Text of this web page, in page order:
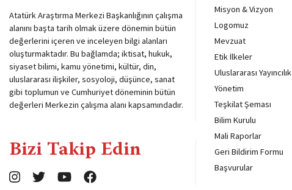
Atatürk Araştırma Merkezi Başkanlığının çalışma
alanını başta tarih olmak üzere dönemin bütün
değerlerini içeren ve inceleyen bilgi alanları
oluşturmaktadır. Bu bağlamda; iktisat, hukuk,
siyaset bilimi, kamu yönetimi, kültür, din,
uluslararası ilişkiler, sosyoloji, düşünce, sanat
gibi toplumun ve Cumhuriyet döneminin bütün
değerleri Merkezin çalışma alanı kapsamındadır.
Bizi Takip Edin
Misyon & Vizyon
Logomuz
Mevzuat
Etik İlkeler
Uluslararası Yayıncılık
Yönetim
Teşkilat Şeması
Bilim Kurulu
Mali Raporlar
Geri Bildirim Formu
Başvurular